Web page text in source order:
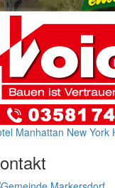
Manhattan New York